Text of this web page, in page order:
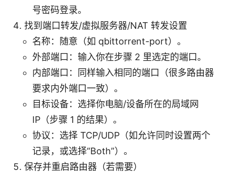
号密码登录。
找到端口转发/虚拟服务器/NAT 转发设置
名称：随意（如 qbittorrent-port）。
外部端口：输入你在步骤 2 里选定的端口。
内部端口：同样输入相同的端口（很多路由器
要求内外端口一致）。
目标设备：选择你电脑/设备所在的局域网
IP（步骤 1 的结果）。
协议：选择 TCP/UDP（如允许同时设置两个
记录，或选择“Both”）。
保存并重启路由器（若需要）